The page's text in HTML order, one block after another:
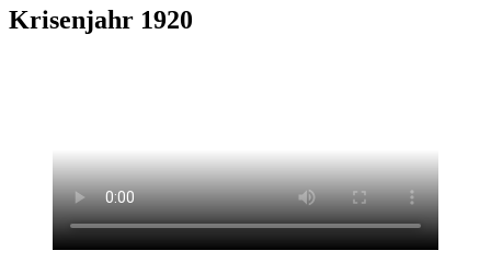
Krisenjahr 1920